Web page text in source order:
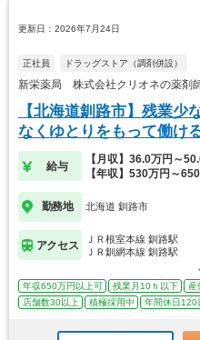
更新日：2026年7月24日
正社員 ドラッグストア（調剤併設）
新栄薬局 株式会社クリオネの薬剤
【北海道釧路市】残業少
なくゆとりをもって働け
給与
【月収】36.0万円～
【年収】530万円～
勤務地 北海道 釧路市
アクセス
ＪＲ根室本線 釧路駅
ＪＲ釧網本線 釧路駅
年収650万円以上可 残業月10ｈ以下 産
店舗数30以上
積極採用中 年間休日120